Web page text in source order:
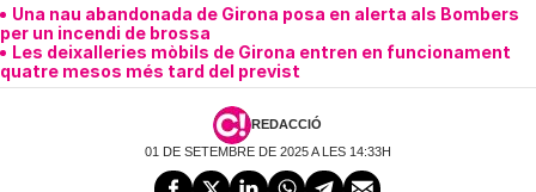
Una nau abandonada de Girona posa en alerta als Bombers
per un incendi de brossa
Les deixalleries mòbils de Girona entren en funcionament
quatre mesos més tard del previst
REDACCIÓ
01 DE SETEMBRE DE 2025 A LES 14:33H